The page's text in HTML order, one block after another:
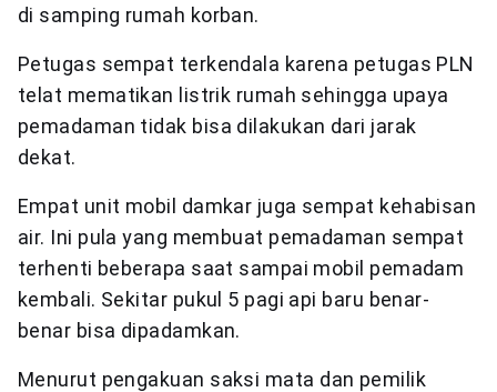
di samping rumah korban.
Petugas sempat terkendala karena petugas PLN
telat mematikan listrik rumah sehingga upaya
pemadaman tidak bisa dilakukan dari jarak
dekat.
Empat unit mobil damkar juga sempat kehabisan
air. Ini pula yang membuat pemadaman sempat
terhenti beberapa saat sampai mobil pemadam
kembali. Sekitar pukul 5 pagi api baru benar-
benar bisa dipadamkan.
Menurut pengakuan saksi mata dan pemilik